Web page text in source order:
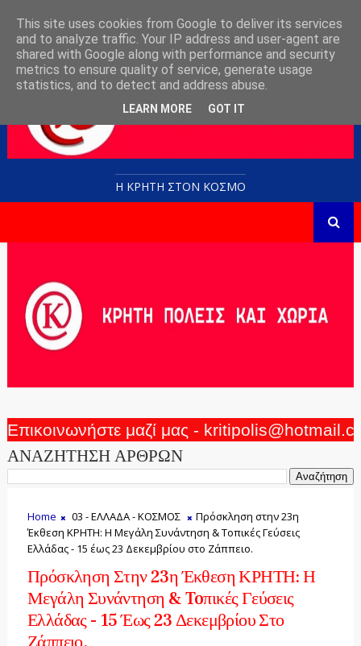
Η ΚΡΗΤΗ ΣΤΟN KOΣΜΟ
Επικοινωνήστε μαζί μας -
ΑΝΑΖΗΤΗΣΗ ΑΡΘΡΩΝ
Home 03 - ΕΛΛΑΔΑ - ΚΟΣΜΟΣ
Πρόσκληση στην 23η
Έκθεση ΚΡΗΤΗ: Η Μεγάλη Συνάντηση & Toπικές Γεύσεις
Ελλάδας - 15 έως 23 Δεκεμβρίου στο Ζάππειο.
Πρόσκληση Στην 23η Έκθεση ΚΡΗΤΗ: Η
Μεγάλη Συνάντηση & Toπικές Γεύσεις
Ελλάδας - 15 Έως 23 Δεκεμβρίου Στο
This site uses cookies from Google to deliver its services
and to analyze traffic. Your IP address and user-agent are
shared with Google along with performance and security
metrics to ensure quality of service, generate usage
statistics, and to detect and address abuse.
LEARN MORE GOT IT